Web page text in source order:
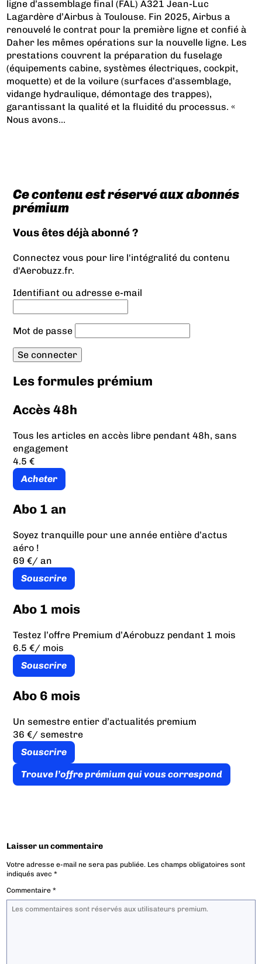
ligne d’assemblage final (FAL) A321 Jean-Luc
Lagardère d’Airbus à Toulouse. Fin 2025, Airbus a
renouvelé le contrat pour la première ligne et confié à
Daher les mêmes opérations sur la nouvelle ligne. Les
prestations couvrent la préparation du fuselage
(équipements cabine, systèmes électriques, cockpit,
moquette) et de la voilure (surfaces d’assemblage,
vidange hydraulique, démontage des trappes),
garantissant la qualité et la fluidité du processus. «
Nous avons...
Ce contenu est réservé aux abonnés
prémium
Vous êtes déjà abonné ?
Connectez vous pour lire l'intégralité du contenu
d'Aerobuzz.fr.
Identifiant ou adresse e-mail
Mot de passe
Les formules prémium
Accès 48h
Tous les articles en accès libre pendant 48h, sans
engagement
4.5 €
Acheter
Abo 1 an
Soyez tranquille pour une année entière d’actus
aéro !
69 €/ an
Souscrire
Abo 1 mois
Testez l’offre Premium d’Aérobuzz pendant 1 mois
6.5 €/ mois
Souscrire
Abo 6 mois
Un semestre entier d’actualités premium
36 €/ semestre
Souscrire
Trouve l’offre prémium qui vous correspond
Laisser un commentaire
Votre adresse e-mail ne sera pas publiée. Les champs obligatoires sont
indiqués avec*
Commentaire*